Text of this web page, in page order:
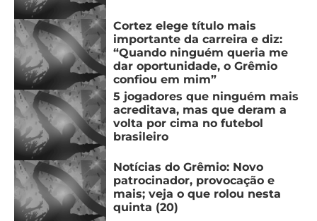
Cortez elege título mais
importante da carreira e diz:
“Quando ninguém queria me
dar oportunidade, o Grêmio
confiou em mim”
5 jogadores que ninguém mais
acreditava, mas que deram a
volta por cima no futebol
brasileiro
Notícias do Grêmio: Novo
patrocinador, provocação e
mais; veja o que rolou nesta
quinta (20)